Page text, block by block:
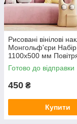
Рисовані вінілові
Монгольф'єри
1100х500 мм
літак хмари зірки
Готово до відправки
450 ₴
Купити